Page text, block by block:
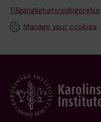
Tillgänglighetsredogörelse
Manage your cookies